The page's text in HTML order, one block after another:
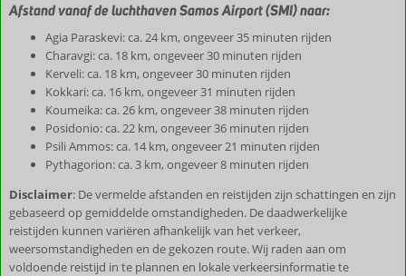
Afstand vanaf de luchthaven Samos Airport (SMI) naar:
Agia Paraskevi: ca. 24 km, ongeveer 35 minuten rijden
Charavgi: ca. 18 km, ongeveer 30 minuten rijden
Kerveli: ca. 18 km, ongeveer 30 minuten rijden
Kokkari: ca. 16 km, ongeveer 31 minuten rijden
Koumeika: ca. 26 km, ongeveer 38 minuten rijden
Posidonio: ca. 22 km, ongeveer 36 minuten rijden
Psili Ammos: ca. 14 km, ongeveer 21 minuten rijden
Pythagorion: ca. 3 km, ongeveer 8 minuten rijden
Disclaimer: De vermelde afstanden en reistijden zijn schattingen en zijn
gebaseerd op gemiddelde omstandigheden. De daadwerkelijke
reistijden kunnen variëren afhankelijk van het verkeer,
weersomstandigheden en de gekozen route. Wij raden aan om
voldoende reistijd in te plannen en lokale verkeersinformatie te